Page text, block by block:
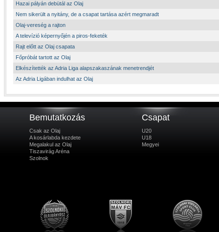
Hazai pályán debütál az Olaj
Nem sikerült a nyitány, de a csapat tartása azért megmaradt
Olaj-vereség a rajton
A televízió képernyőjén a piros-feketék
Rajt előtt az Olaj csapata
Főpróbát tartott az Olaj
Elkészítették az Adria Liga alapszakaszának menetrendjét
Az Adria Ligában indulhat az Olaj
Bemutatkozás
Csak az Olaj
A kosárlabda kezdete
Megalakul az Olaj
Tiszavirág Aréna
Szolnok
Csapat
U20
U18
Megyei